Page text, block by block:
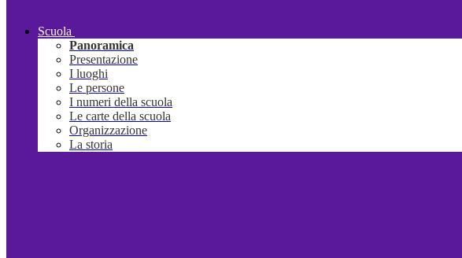
Scuola
Panoramica
Presentazione
I luoghi
Le persone
I numeri della scuola
Le carte della scuola
Organizzazione
La storia